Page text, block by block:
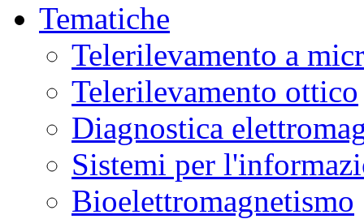
Tematiche
Telerilevamento a
Telerilevamento ottico
Diagnostica
Sistemi per
Bioelettromagnetismo